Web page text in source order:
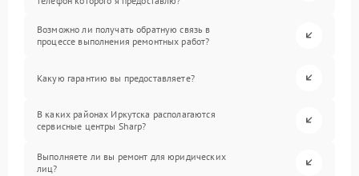
Возможно ли получать обратную связь в
процессе выполнения ремонтных работ?
Какую гарантию вы предоставляете?
В каких районах Иркутска располагаются
сервисные центры Sharp?
Выполняете ли вы ремонт для юридических
лиц?